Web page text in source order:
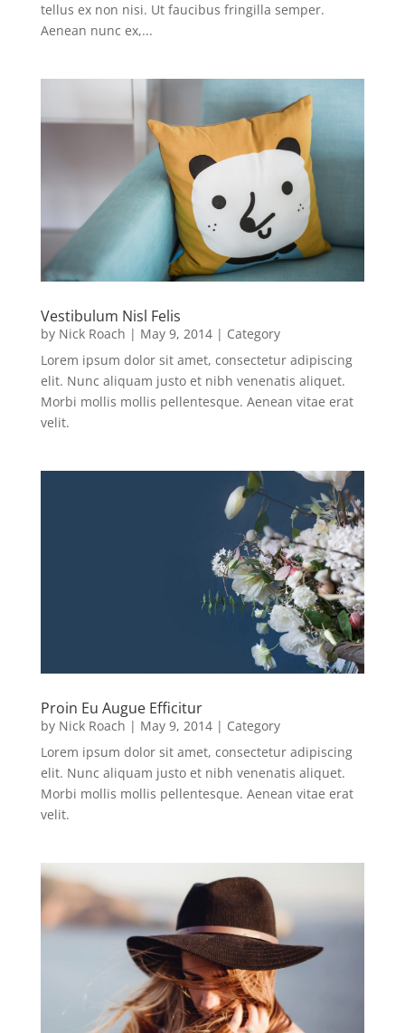
tellus ex non nisi. Ut faucibus fringilla semper.
Aenean nunc ex,...
Vestibulum Nisl Felis
by Nick Roach | May 9, 2014| Category
Lorem ipsum dolor sit amet, consectetur adipiscing
elit. Nunc aliquam justo et nibh venenatis aliquet.
Morbi mollis mollis pellentesque. Aenean vitae erat
velit.
Proin Eu Augue Efficitur
by Nick Roach | May 9, 2014| Category
Lorem ipsum dolor sit amet, consectetur adipiscing
elit. Nunc aliquam justo et nibh venenatis aliquet.
Morbi mollis mollis pellentesque. Aenean vitae erat
velit.